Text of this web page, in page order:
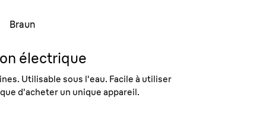
Braun
électrique
Utilisable sous l'eau. Facile à utiliser
d'acheter un unique appareil.